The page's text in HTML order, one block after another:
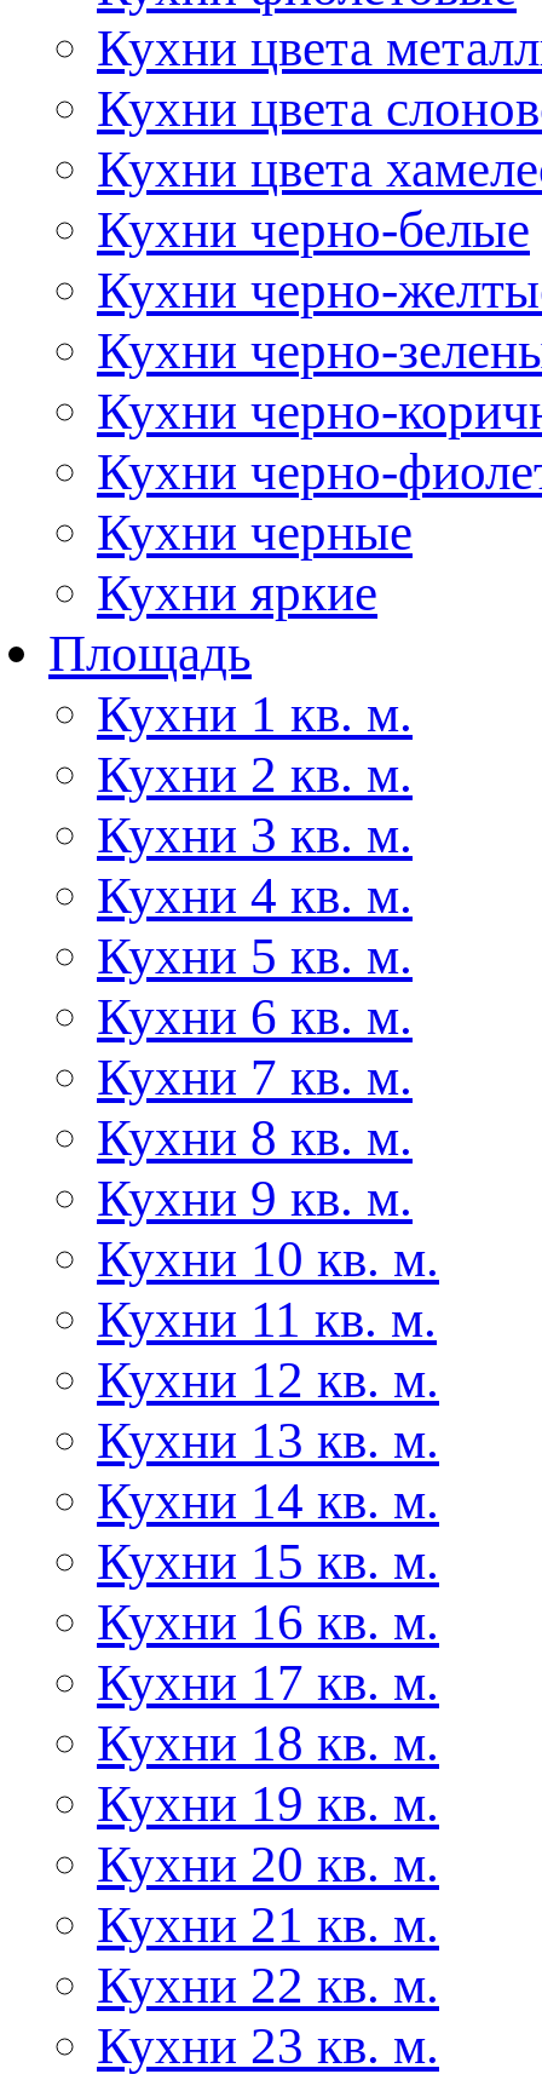
Кухни цвета
Кухни цвета
Кухни цвета
Кухни черно-белые
Кухни черно-
Кухни черно-
Кухни черно-
Кухни черно-
Кухни черные
Кухни яркие
Площадь
Кухни 1 кв. м.
Кухни 2 кв. м.
Кухни 3 кв. м.
Кухни 4 кв. м.
Кухни 5 кв. м.
Кухни 6 кв. м.
Кухни 7 кв. м.
Кухни 8 кв. м.
Кухни 9 кв. м.
Кухни 10 кв. м.
Кухни 11 кв. м.
Кухни 12 кв. м.
Кухни 13 кв. м.
Кухни 14 кв. м.
Кухни 15 кв. м.
Кухни 16 кв. м.
Кухни 17 кв. м.
Кухни 18 кв. м.
Кухни 19 кв. м.
Кухни 20 кв. м.
Кухни 21 кв. м.
Кухни 22 кв. м.
Кухни 23 кв. м.